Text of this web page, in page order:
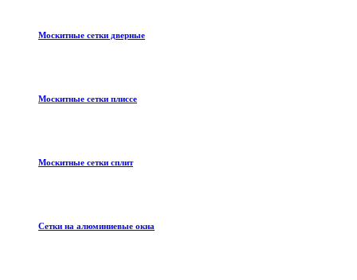
Москитные сетки дверные
Москитные сетки плиссе
Москитные сетки сплит
Сетки на алюминиевые окна